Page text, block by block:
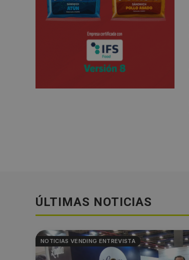
ÚLTIMAS NOTICIAS
NOTICIAS VENDING ENTREVISTA